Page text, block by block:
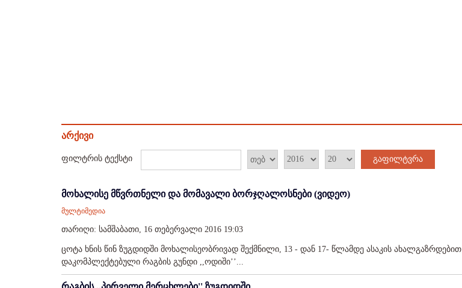
არქივი
ფილტრის ტექსტი გაფილტვრა
მოხალისე მწვრთნელი და მომავალი ბორჯღალოსნები (ვიდეო)
მულტიმედია
თარიღი: სამშაბათი, 16 თებერვალი 2016 19:03
ცოტა ხნის წინ ზუგდიდში მოხალისეობრივად შექმნილი, 13 - დან 17- წლამდე ასაკის ახალგაზრდებით
დაკომპლექტებული რაგბის გუნდი ,,ოდიში’’...